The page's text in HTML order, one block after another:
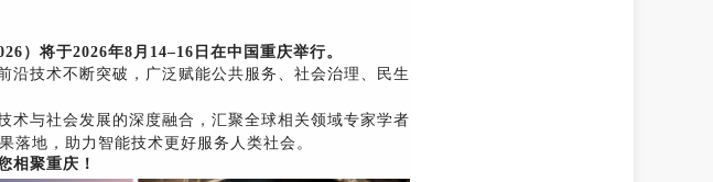
）将于2026年8月14–16日在中国重庆举行。
沿技术不断突破，广泛赋能公共服务、社会治理、民生
术与社会发展的深度融合，汇聚全球相关领域专家学者
落地，助力智能技术更好服务人类社会。
相聚重庆！